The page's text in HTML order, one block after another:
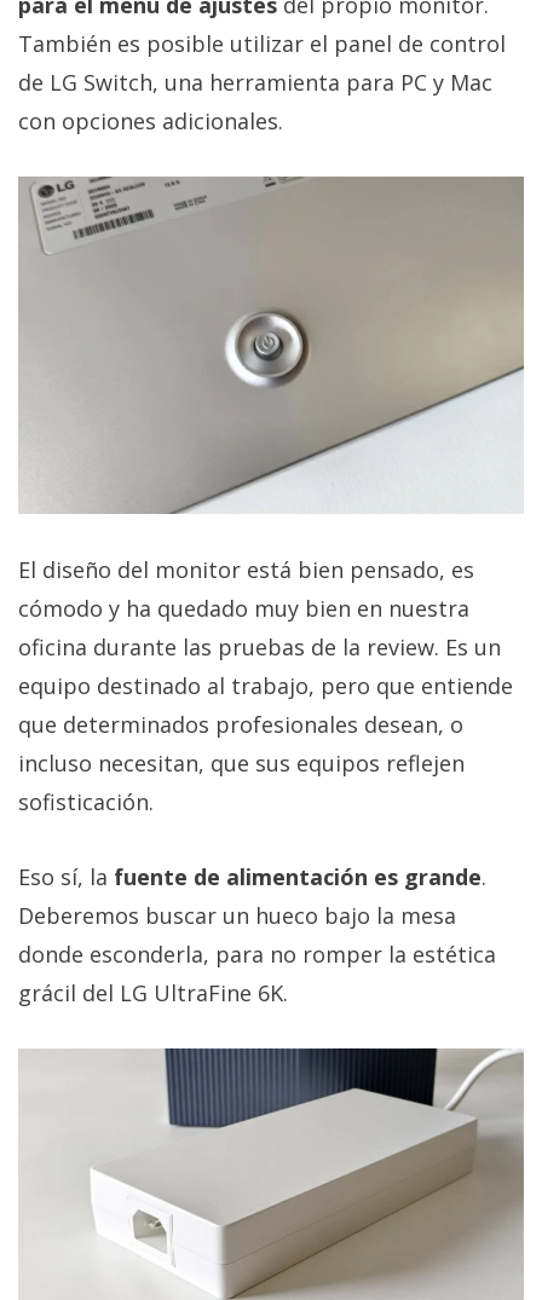
También es posible utilizar el panel de control
de LG Switch, una herramienta para PC y Mac
con opciones adicionales.
El diseño del monitor está bien pensado, es
cómodo y ha quedado muy bien en nuestra
oficina durante las pruebas de la review. Es un
equipo destinado al trabajo, pero que entiende
que determinados profesionales desean, o
incluso necesitan, que sus equipos reflejen
sofisticación.
Eso sí, la fuente de alimentación es grande.
Deberemos buscar un hueco bajo la mesa
donde esconderla, para no romper la estética
grácil del LG UltraFine 6K.